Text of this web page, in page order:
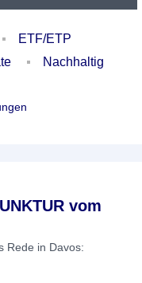
ETF/ETP
Nachhaltig
vom
Rede in Davos: